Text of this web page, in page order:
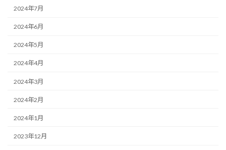
2024年7月
2024年6月
2024年5月
2024年4月
2024年3月
2024年2月
2024年1月
2023年12月